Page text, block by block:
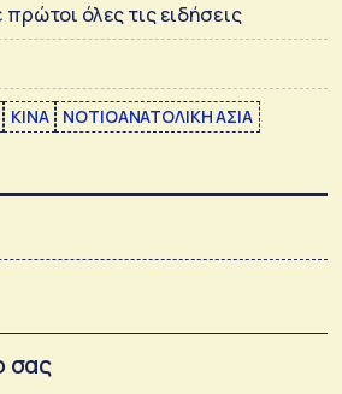
πρώτοι όλες τις ειδήσεις
ΚΙΝΑ ΝΟΤΙΟΑΝΑΤΟΛΙΚΗ ΑΣΙΑ
σας